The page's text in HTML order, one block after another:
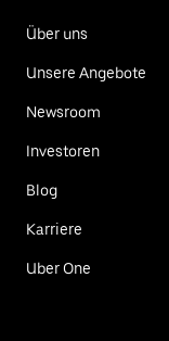
Über uns
Unsere Angebote
Newsroom
Investoren
Blog
Karriere
Uber One